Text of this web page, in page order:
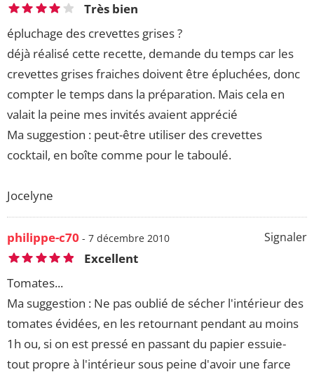
Très bien
épluchage des crevettes grises ?
déjà réalisé cette recette, demande du temps car les
crevettes grises fraiches doivent être épluchées, donc
compter le temps dans la préparation. Mais cela en
valait la peine mes invités avaient apprécié
Ma suggestion : peut-être utiliser des crevettes
cocktail, en boîte comme pour le taboulé.
Jocelyne
Signaler
philippe-c70 - 7 décembre 2010
Excellent
Tomates...
Ma suggestion : Ne pas oublié de sécher l'intérieur des
tomates évidées, en les retournant pendant au moins
1h ou, si on est pressé en passant du papier essuie-
tout propre à l'intérieur sous peine d'avoir une farce